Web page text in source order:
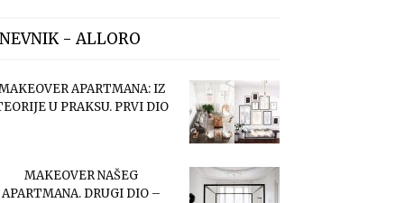
- ALLORO
APARTMANA: IZ
U PRAKSU. PRVI DIO
MAKEOVER NAŠEG
APARTMANA. DRUGI DIO –